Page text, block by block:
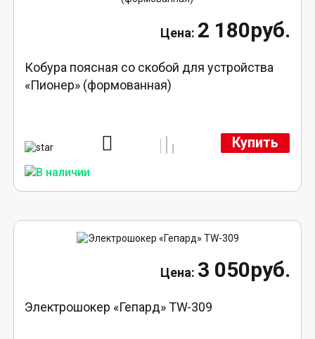
2 180руб.
Кобура поясная со скобой для устройства
«Пионер» (формованная)
Купить
3 050руб.
Электрошокер «Гепард» TW-309